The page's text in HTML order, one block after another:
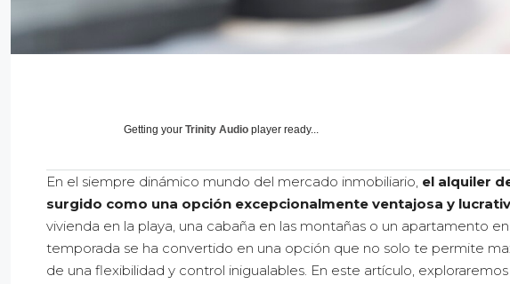
Getting your Trinity Audio player ready...
En el siempre dinámico mundo del mercado inmobiliario, el alquiler
surgido como una opción excepcionalmente ventajosa y
vivienda en la playa, una cabaña en las montañas o un apartamento
temporada se ha convertido en una opción que no solo te permite
de una flexibilidad y control inigualables. En este artículo,